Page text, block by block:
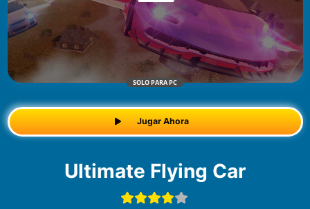
SOLO PARA PC
Jugar Ahora
Ultimate Flying Car